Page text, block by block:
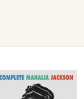
IN THE BLOOD •
• BECAUSE
RIVERS? (GOD